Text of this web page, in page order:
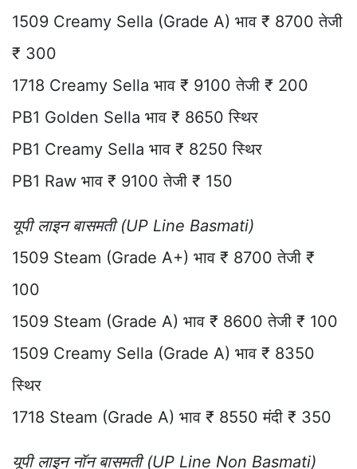
1509 Creamy Sella (Grade A) भाव ₹ 8700 तेजी
₹ 300
1718 Creamy Sella भाव ₹ 9100 तेजी ₹ 200
PB1 Golden Sella भाव ₹ 8650 स्थिर
PB1 Creamy Sella भाव ₹ 8250 स्थिर
PB1 Raw भाव ₹ 9100 तेजी ₹ 150
यूपी लाइन बासमती (UP Line Basmati)
1509 Steam (Grade A+) भाव ₹ 8700 तेजी ₹
100
1509 Steam (Grade A) भाव ₹ 8600 तेजी ₹ 100
1509 Creamy Sella (Grade A) भाव ₹ 8350
स्थिर
1718 Steam (Grade A) भाव ₹ 8550 मंदी ₹ 350
यूपी लाइन नॉन बासमती (UP Line Non Basmati)